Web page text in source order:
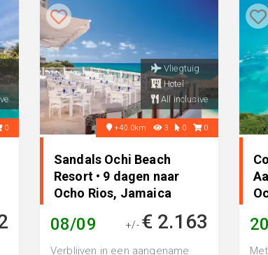
0
Vliegtuig
Hotel
All inclusive
+40.0km 3 0 0
Sandals Ochi Beach
Resort • 9 dagen naar
Ocho Rios, Jamaica
08/09 +/- € 2.163
Verblijven in een aangename